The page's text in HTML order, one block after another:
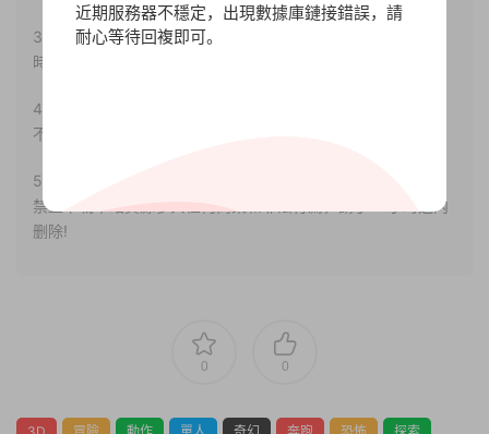
3.如果本站有侵犯、不妥之處的資源，請聯系我們。将會第一
時間解決！
4.本站部分内容均由互聯網收集整理，僅供大家參考、學習，
不存在任何商業目的與商業用途。
5.本站提供的所有資源僅供參考學習使用，版權歸原著所有，
禁止下載本站資源參與任何商業和非法行爲，請于24小時之内
删除!
0 0
近期服務器不穩定，出現數據庫鏈接錯誤，請
耐心等待回複即可。